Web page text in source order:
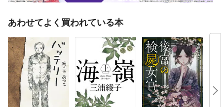
あわせてよく買われている本